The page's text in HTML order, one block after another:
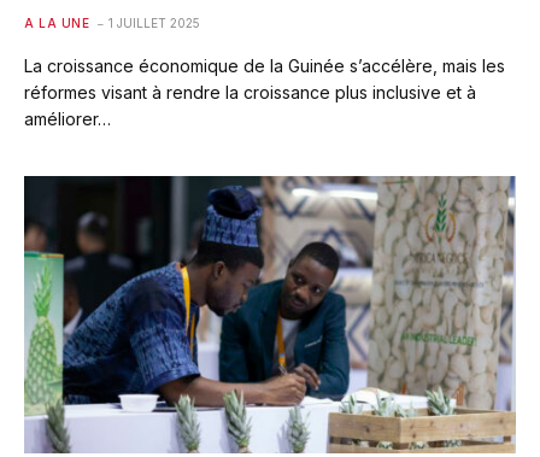
A LA UNE 1 JUILLET 2025
La croissance économique de la Guinée s’accélère, mais les
réformes visant à rendre la croissance plus inclusive et à
améliorer…